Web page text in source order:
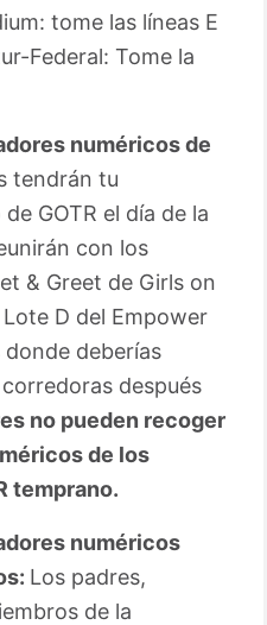
tome las líneas E
Federal: Tome la
numéricos de
tendrán tu
GOTR el día de la
con los
& Greet de Girls on
D del Empower
donde deberías
después
no pueden recoger
de los
temprano.
numéricos
Los padres,
de la